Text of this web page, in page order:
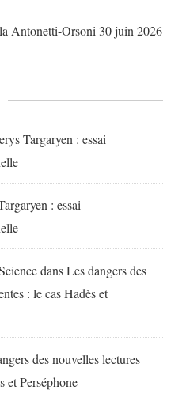
Antonetti-Orsoni 30 juin 2026
Targaryen : essai
: essai
dansLes dangers des
: le cas Hadès et
des nouvelles lectures
et Perséphone